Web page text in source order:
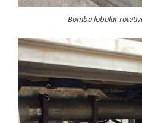
Bomba lobular